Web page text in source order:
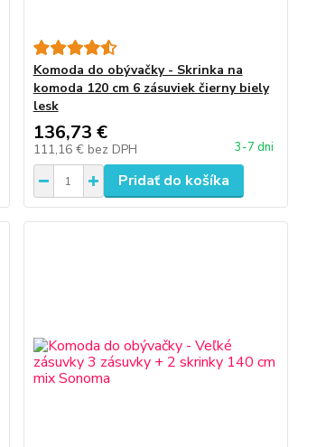
Komoda do obývačky - Skrinka na
komoda 120 cm 6 zásuviek čierny biely
lesk
136,73 €
111,16 € bez DPH 3-7 dni
Pridať do košíka